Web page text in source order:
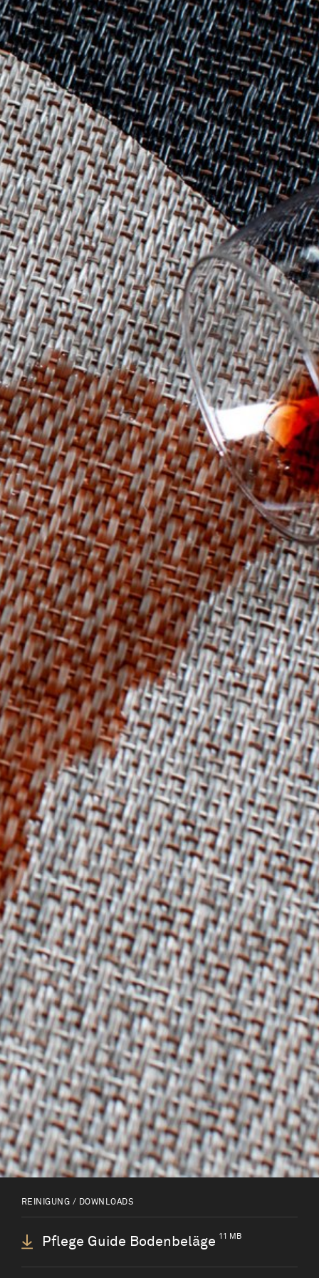
Stories
FAQ
Über uns
Kontakt
Pattern Tile Tool
Image & Material Bank
Land auswählen
REINIGUNG / DOWNLOADS
Pflege Guide Bodenbeläge 11 MB
Wasser entfernen.
WASSERABWEISEND
GEEIGNET FÜR DEN
EINSATZ VON
MECHANISCHEN
REINIGERN
Welche Ansprüche haben
Sie?
Unterschiedliche Benutzer haben auch
unterschiedliche Bedürfnisse. Lassen Sie sich von uns
helfen, indem wir Ihnen die bestmögliche Beratung
bieten.
Architekten
Sie sind ein Architekt oder Designer, der
sich für das Thema Reinigung interessiert.
Mehr lesen
Immobilienverwalter
Sind Sie ein Immobilienbesitzer, ein
Immobilienverwalter oder einfach nur
neugierig?
Mehr lesen
Professionelle Reinigungskräfte
Sie sind eine professionelle
Reinigungskraft, die Beratung und eine
Mehr lesen